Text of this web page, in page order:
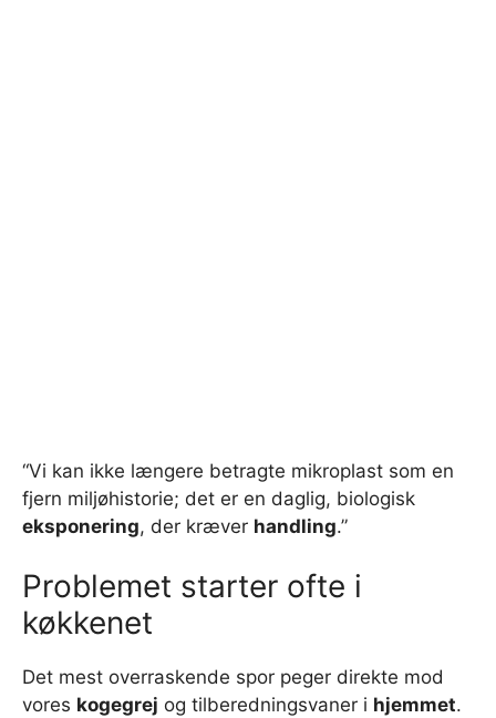
“Vi kan ikke længere betragte mikroplast som en
fjern miljøhistorie; det er en daglig, biologisk
eksponering, der kræver handling.”
Problemet starter ofte i
køkkenet
Det mest overraskende spor peger direkte mod
vores kogegrej og tilberedningsvaner i hjemmet.